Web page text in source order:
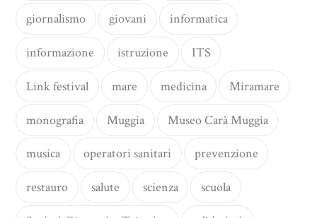
giornalismo giovani informatica
informazione istruzione ITS
Link festival mare medicina Miramare
monografia Muggia Museo Carà Muggia
musica operatori sanitari prevenzione
restauro salute scienza scuola